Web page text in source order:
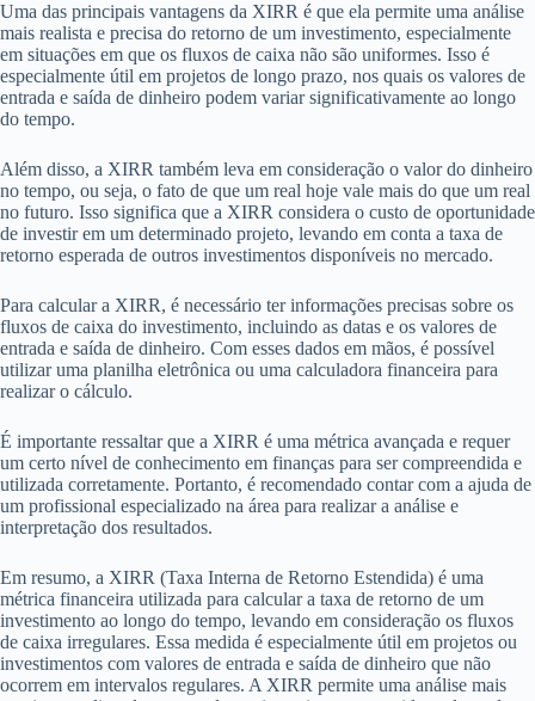
Uma das principais vantagens da XIRR é que ela permite uma análise
mais realista e precisa do retorno de um investimento, especialmente
em situações em que os fluxos de caixa não são uniformes. Isso é
especialmente útil em projetos de longo prazo, nos quais os valores de
entrada e saída de dinheiro podem variar significativamente ao longo
do tempo.
Além disso, a XIRR também leva em consideração o valor do dinheiro
no tempo, ou seja, o fato de que um real hoje vale mais do que um real
no futuro. Isso significa que a XIRR considera o custo de oportunidade
de investir em um determinado projeto, levando em conta a taxa de
retorno esperada de outros investimentos disponíveis no mercado.
Para calcular a XIRR, é necessário ter informações precisas sobre os
fluxos de caixa do investimento, incluindo as datas e os valores de
entrada e saída de dinheiro. Com esses dados em mãos, é possível
utilizar uma planilha eletrônica ou uma calculadora financeira para
realizar o cálculo.
É importante ressaltar que a XIRR é uma métrica avançada e requer
um certo nível de conhecimento em finanças para ser compreendida e
utilizada corretamente. Portanto, é recomendado contar com a ajuda de
um profissional especializado na área para realizar a análise e
interpretação dos resultados.
Em resumo, a XIRR (Taxa Interna de Retorno Estendida) é uma
métrica financeira utilizada para calcular a taxa de retorno de um
investimento ao longo do tempo, levando em consideração os fluxos
de caixa irregulares. Essa medida é especialmente útil em projetos ou
investimentos com valores de entrada e saída de dinheiro que não
ocorrem em intervalos regulares. A XIRR permite uma análise mais